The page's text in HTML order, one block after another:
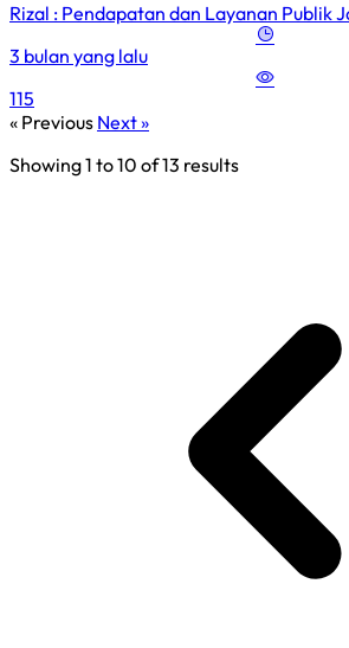
Rizal : Pendapatan dan Layanan Publik
3 bulan yang lalu
115
« Previous Next »
Showing1 to10 of13 results